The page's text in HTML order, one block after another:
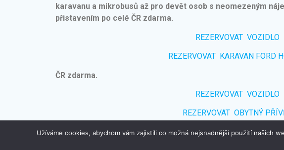
karavanu a mikrobusů až pro devět osob s neomezeným
přistavením po celé ČR zdarma.
REZERVOVAT VOZIDLO
REZERVOVAT KARAVAN FORD
ČR zdarma.
REZERVOVAT VOZIDLO
REZERVOVAT OBYTNÝ
Užíváme cookies, abychom vám zajistili co možná nejsnadnější použití našich